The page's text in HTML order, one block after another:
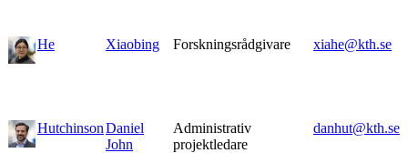
He Xiaobing Forskningsrådgivare xiahe@kth.se
HutchinsonDaniel
John
Administrativ
projektledare
danhut@kth.se